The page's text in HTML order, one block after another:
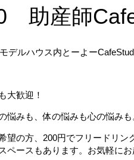
助産師
ルハウス内とーよー
大歓迎！
悩みも、体の悩みも心の悩みも
の方、200円でフリードリン
ペースもあります。お気軽にお